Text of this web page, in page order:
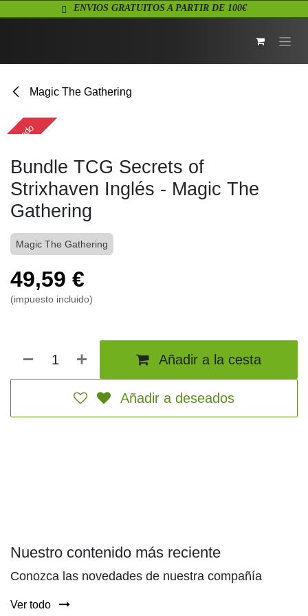
Ir al contenido ENVIOS GRATUITOS A PARTIR DE 100€
Magic The Gathering
Agotado
Bundle TCG Secrets of
Strixhaven Inglés - Magic The
Gathering
Magic The Gathering
49,59 €
(impuesto incluido)
Añadir a la cesta
Añadir a deseados
Nuestro contenido más reciente
Conozca las novedades de nuestra compañía
Ver todo